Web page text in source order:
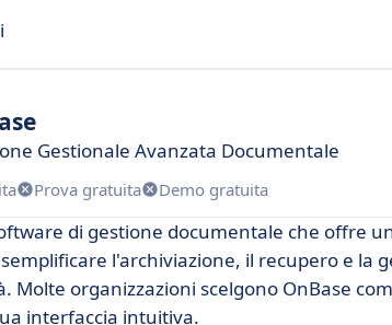
Gestionale Avanzata Documentale
Prova gratuita Demo gratuita
di gestione documentale che offre
l'archiviazione, il recupero e la
Molte organizzazioni scelgono OnBase
interfaccia intuitiva.